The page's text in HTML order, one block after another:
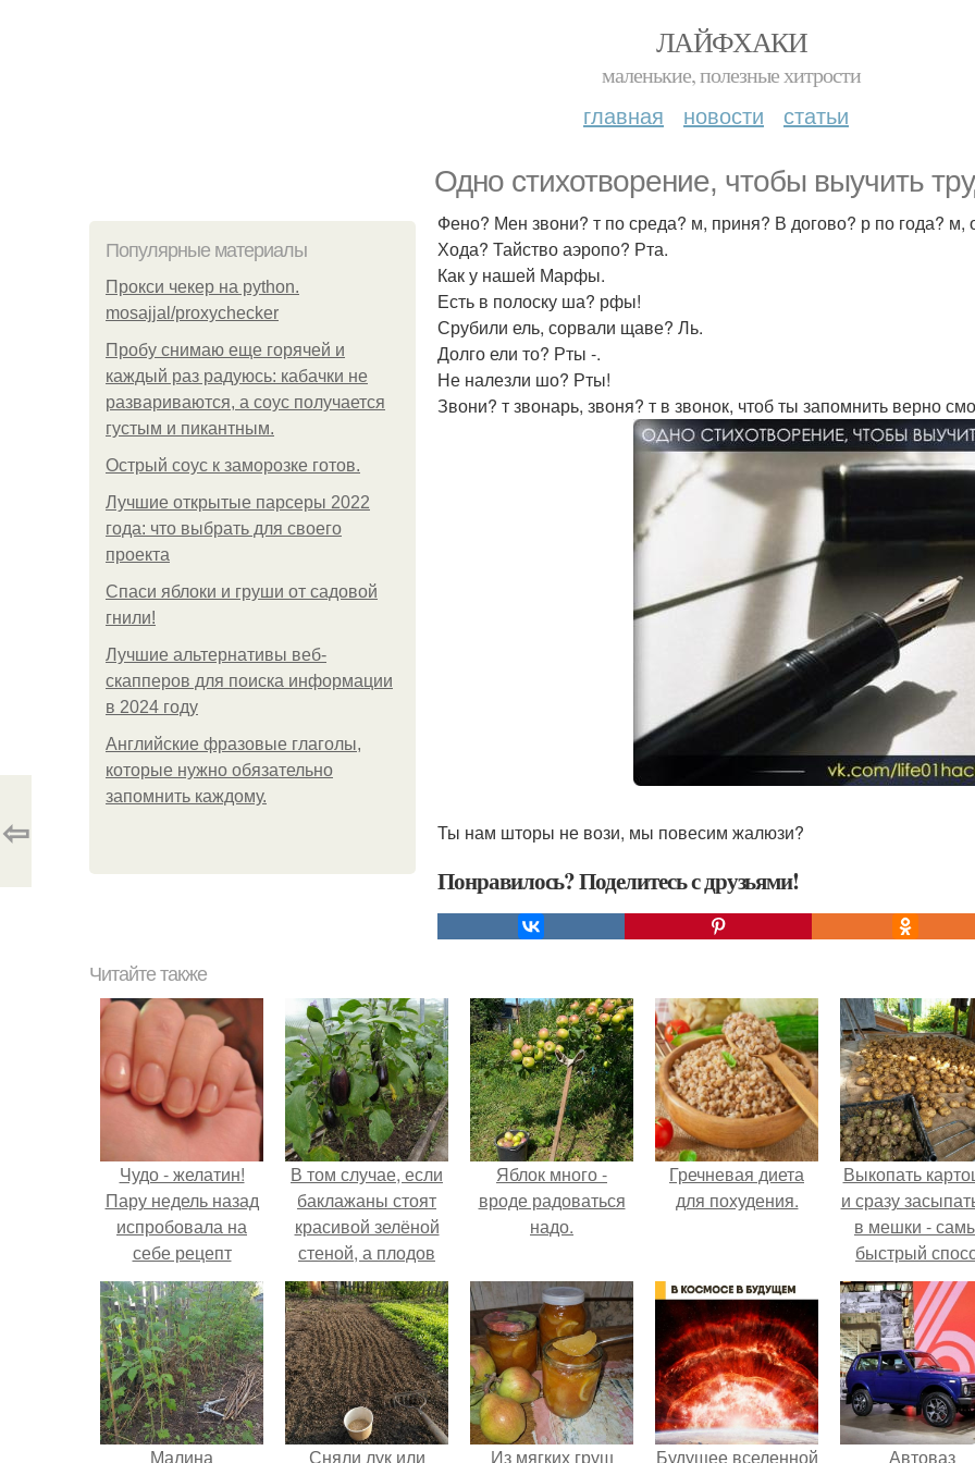
ЛАЙФХАКИ
маленькие, полезные хитрости
главная новости статьи
Одно стихотворение, чтобы выучить
Популярные материалы
Прокси чекер на python.
mosajjal/proxychecker
Пробу снимаю еще горячей и
каждый раз радуюсь: кабачки не
развариваются, а соус получается
густым и пикантным.
Острый соус к заморозке готов.
Лучшие открытые парсеры 2022
года: что выбрать для своего
проекта
Спаси яблоки и груши от садовой
гнили!
Лучшие альтернативы веб-
скапперов для поиска информации
в 2024 году
Английские фразовые глаголы,
которые нужно обязательно
запомнить каждому.
Фено? Мен звони? т по среда? м, приня? В догово? р по года? м,
Хода? Тайство аэропо? Рта.
Как у нашей Марфы.
Есть в полоску ша? рфы!
Срубили ель, сорвали щаве? Ль.
Долго ели то? Рты -.
Не налезли шо? Рты!
Звони? т звонарь, звоня? т в звонок, чтоб ты запомнить верно
Ты нам шторы не вози, мы повесим жалюзи?
Понравилось? Поделитесь с друзьями!
⇦
Читайте также
Чудо - желатин!
Пару недель назад
испробовала на
себе рецепт
приёма желатина
по утрам.
В том случае, если
баклажаны стоят
красивой зелёной
стеной, а плодов
почти не видно -
радоваться тут
нечему.
Яблок много -
вроде радоваться
надо.
Гречневая диета
для похудения.
Выкопать
и сразу
в мешки -
быстрый
спрятать
урожаем
порезы и
клубни.
Малина Сняли лук или Из мягких груш Будущее вселенной Автоваз